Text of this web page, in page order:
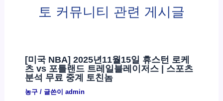
토 커뮤니티 관련 게시글
[미국 NBA] 2025년11월15일 휴스턴 로케
츠 vs 포틀랜드 트레일블레이저스 | 스포츠
분석 무료 중계 토친놈
농구/ 글쓴이 admin